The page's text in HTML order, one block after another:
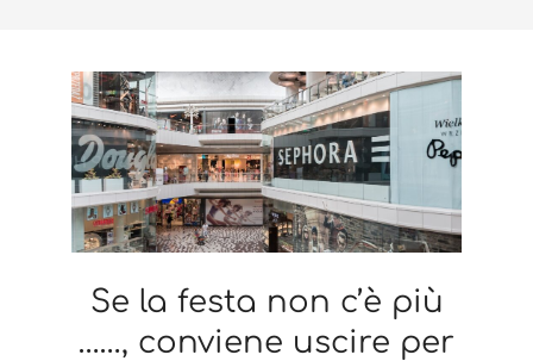
Se la festa non c’è più
……, conviene uscire per